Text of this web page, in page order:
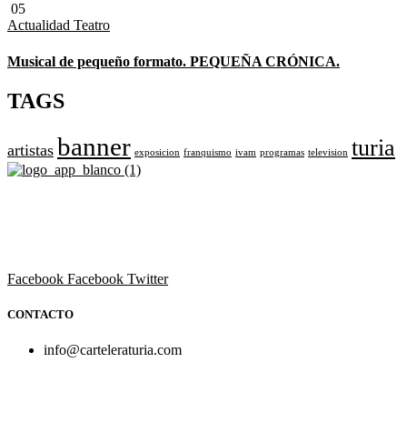
05
Actualidad Teatro
Musical de pequeño formato. PEQUEÑA CRÓNICA.
TAGS
artistas banner exposicion franquismo ivam programas television turia
Facebook Facebook Twitter
CONTACTO
info@carteleraturia.com